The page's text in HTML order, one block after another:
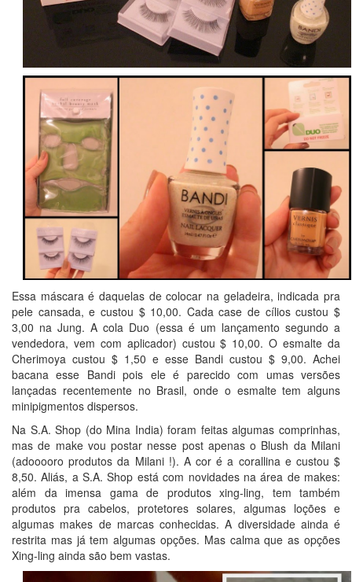
Essa máscara é daquelas de colocar na geladeira, indicada pra
pele cansada, e custou $ 10,00. Cada case de cílios custou $
3,00 na Jung. A cola Duo (essa é um lançamento segundo a
vendedora, vem com aplicador) custou $ 10,00. O esmalte da
Cherimoya custou $ 1,50 e esse Bandi custou $ 9,00. Achei
bacana esse Bandi pois ele é parecido com umas versões
lançadas recentemente no Brasil, onde o esmalte tem alguns
minipigmentos dispersos.
Na S.A. Shop (do Mina India) foram feitas algumas comprinhas,
mas de make vou postar nesse post apenas o Blush da Milani
(adooooro produtos da Milani !). A cor é a corallina e custou $
8,50. Aliás, a S.A. Shop está com novidades na área de makes:
além da imensa gama de produtos xing-ling, tem também
produtos pra cabelos, protetores solares, algumas loções e
algumas makes de marcas conhecidas. A diversidade ainda é
restrita mas já tem algumas opções. Mas calma que as opções
Xing-ling ainda são bem vastas.